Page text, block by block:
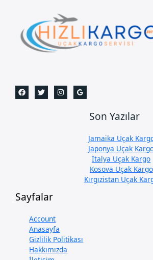
Son Yazılar
Jamaika Uçak
Japonya Uçak
İtalya Uçak Kargo
Kosova Uçak Kargo
Kırgızistan Uçak
Sayfalar
Account
Anasayfa
Gizlilik Politikası
Hakkımızda